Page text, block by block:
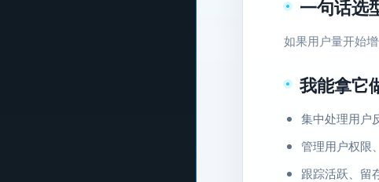
一句话选
如果用户量开始
我能拿它
集中处理用户
管理用户权限
跟踪活跃、留